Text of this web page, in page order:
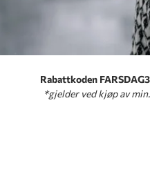
Rabattkoden
*gjelder ved kjøp av